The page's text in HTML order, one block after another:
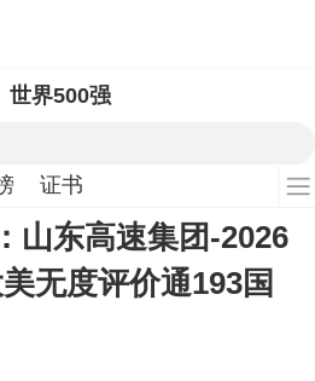
世界500强
证书
山东高速集团-2026
无度评价通193国